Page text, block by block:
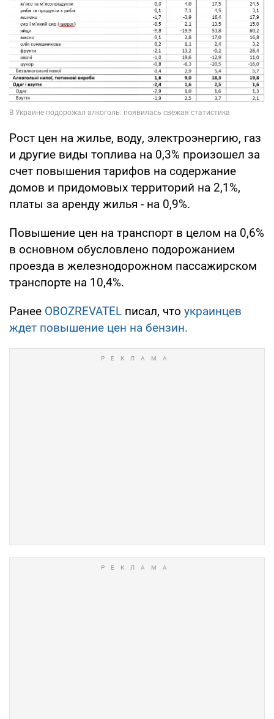
Рост цен на жилье, воду, электроэнергию, газ
и другие виды топлива на 0,3% произошел за
счет повышения тарифов на содержание
домов и придомовых территорий на 2,1%,
платы за аренду жилья - на 0,9%.
Повышение цен на транспорт в целом на 0,6%
в основном обусловлено подорожанием
проезда в железнодорожном пассажирском
транспорте на 10,4%.
Ранее OBOZREVATEL писал, что украинцев
ждет повышение цен на бензин.